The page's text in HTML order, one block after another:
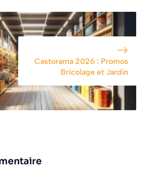
Castorama 2026 : Promos
Bricolage et Jardin